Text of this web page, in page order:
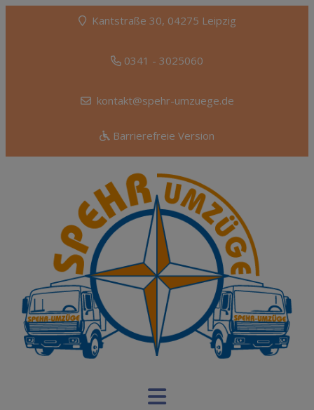
Kantstraße 30, 04275 Leipzig
0341 - 3025060
kontakt@spehr-umzuege.de
Barrierefreie Version